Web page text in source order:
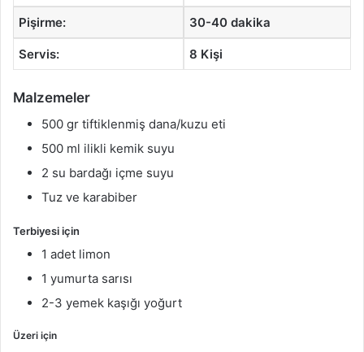
Pişirme: 30-40 dakika
Servis: 8 Kişi
Malzemeler
500 gr tiftiklenmiş dana/kuzu eti
500 ml ilikli kemik suyu
2 su bardağı içme suyu
Tuz ve karabiber
Terbiyesi için
1 adet limon
1 yumurta sarısı
2-3 yemek kaşığı yoğurt
Üzeri için